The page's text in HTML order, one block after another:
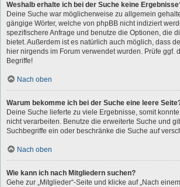
Weshalb erhalte ich bei der Suche keine
Deine Suche war möglicherweise zu allgemein
gängige Wörter, welche von phpBB nicht indiziert
spezifischere Anfrage und benutze die Optionen, die
bietet. Außerdem ist es natürlich auch möglich, dass
hier nirgends im Forum verwendet wurden. Prüfe ggf.
Begriffe!
Nach oben
Warum bekomme ich bei der Suche eine leere
Deine Suche lieferte zu viele Ergebnisse, somit
nicht verarbeiten. Benutze die erweiterte Suche und
Suchbegriffe ein oder beschränke die Suche auf
Nach oben
Wie kann ich nach Mitgliedern suchen?
Gehe zur „Mitglieder“-Seite und klicke auf „Nach